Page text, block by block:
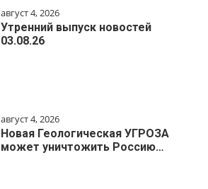
август 4, 2026
Утренний выпуск новостей
03.08.26
август 4, 2026
Новая Геологическая УГРОЗА
может уничтожить Россию…